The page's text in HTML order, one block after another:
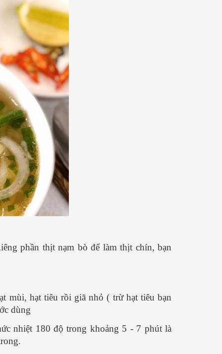
phần thịt nạm bò để làm thịt chín, bạn
mùi, hạt tiêu rồi giã nhỏ ( trừ hạt tiêu bạn
dùng
nhiệt 180 độ trong khoảng 5 - 7 phút là